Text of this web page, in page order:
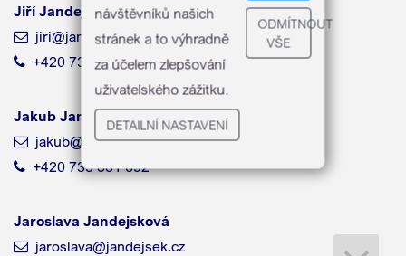
Jiří Jandejsek
jiri@jandejsek.cz
‭+420 739 701 102‬
Jakub Jandejsek
jakub@jandejsek.cz
+420 735 881 692‬
Jaroslava Jandejsková
jaroslava@jandejsek.cz
návštěvníků našich
stránek a to výhradně
za účelem zlepšování
uživatelského zážitku.
DETAILNÍ NASTAVENÍ
ODMÍTNOUT
VŠE